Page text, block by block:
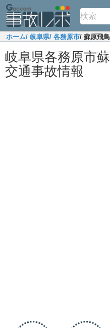
ホーム/ 岐阜県/ 各務原市/ 蘇原飛
岐阜県各務原市
交通事故情報